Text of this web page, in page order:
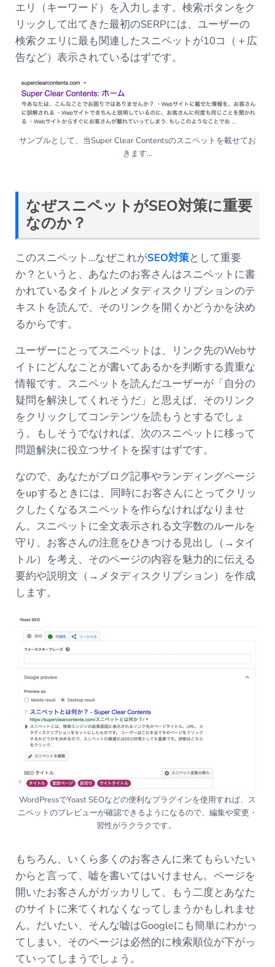
エリ（キーワード）を入力します。検索ボタンをク
リックして出てきた最初のSERPには、ユーザーの
検索クエリに最も関連したスニペットが10コ（＋広
告など）表示されているはずです。
サンプルとして、当Super Clear Contentsのスニペットを載せてお
きます…
なぜスニペットがSEO対策に重要
なのか？
このスニペット…なぜこれがSEO対策として重要
か？というと、あなたのお客さんはスニペットに書
かれているタイトルとメタディスクリプションのテ
キストを読んで、そのリンクを開くかどうかを決め
るからです。
ユーザーにとってスニペットは、リンク先のWebサ
イトにどんなことが書いてあるかを判断する貴重な
情報です。スニペットを読んだユーザーが「自分の
疑問を解決してくれそうだ」と思えば、そのリンク
をクリックしてコンテンツを読もうとするでしょ
う。もしそうでなければ、次のスニペットに移って
問題解決に役立つサイトを探すはずです。
なので、あなたがブログ記事やランディングページ
をupするときには、同時にお客さんにとってクリッ
クしたくなるスニペットを作らなければなりませ
ん。スニペットに全文表示される文字数のルールを
守り、お客さんの注意をひきつける見出し（→タイ
トル）を考え、そのページの内容を魅力的に伝える
要約や説明文（→メタディスクリプション）を作成
します。
WordPressでYoast SEOなどの便利なプラグインを使用すれば、ス
ニペットのプレビューが確認できるようになるので、編集や変更・
習性がラクラクです。
もちろん、いくら多くのお客さんに来てもらいたい
からと言って、嘘を書いてはいけません。ページを
開いたお客さんがガッカリして、もう二度とあなた
のサイトに来てくれなくなってしまうかもしれませ
ん。だいたい、そんな嘘はGoogleにも簡単にわかっ
てしまい、そのページは必然的に検索順位が下がっ
ていってしまうでしょう。